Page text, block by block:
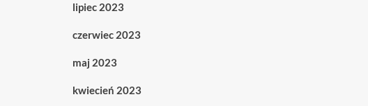
lipiec 2023
czerwiec 2023
maj 2023
kwiecień 2023